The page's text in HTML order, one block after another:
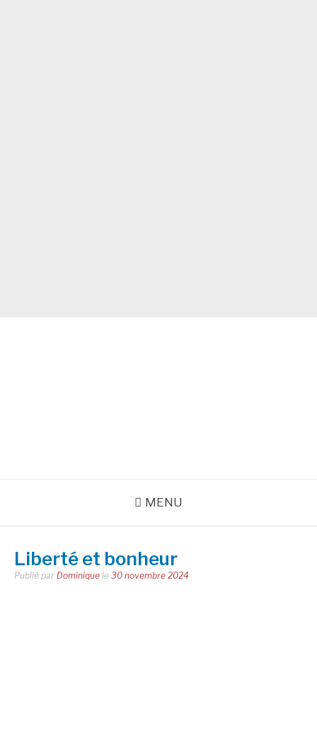
MENU
Liberté et bonheur
Publié par Dominique le 30 novembre 2024